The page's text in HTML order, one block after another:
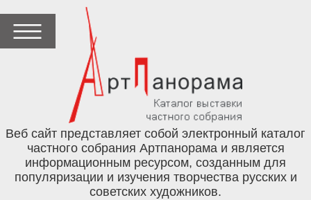
Веб сайт представляет собой электронный каталог
частного собрания Артпанорама и является
информационным ресурсом, созданным для
популяризации и изучения творчества русских и
советских художников.